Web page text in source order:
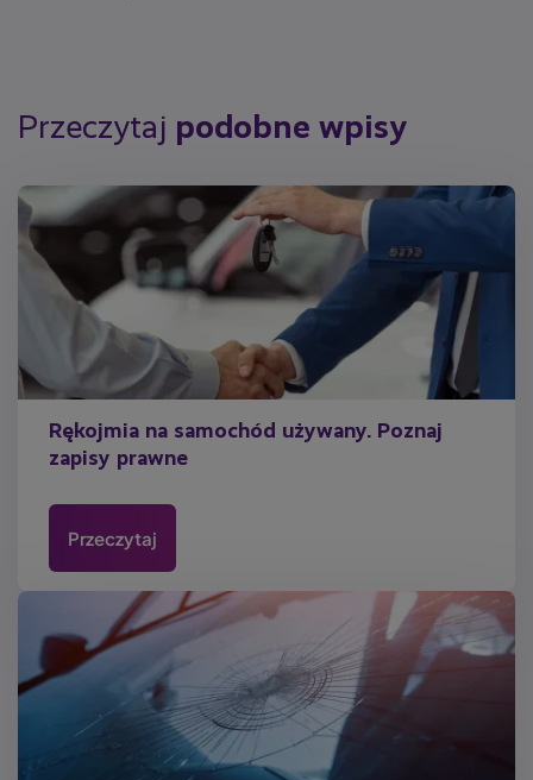
Przeczytaj podobne wpisy
Rękojmia na samochód używany. Poznaj
zapisy prawne
Przeczytaj